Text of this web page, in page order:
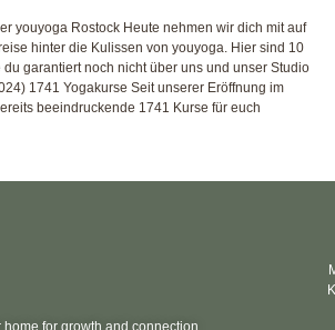
youyoga Rostock Heute nehmen wir dich mit auf
hinter die Kulissen von youyoga. Hier sind 10
garantiert noch nicht über uns und unser Studio
1741 Yogakurse Seit unserer Eröffnung im
beeindruckende 1741 Kurse für euch